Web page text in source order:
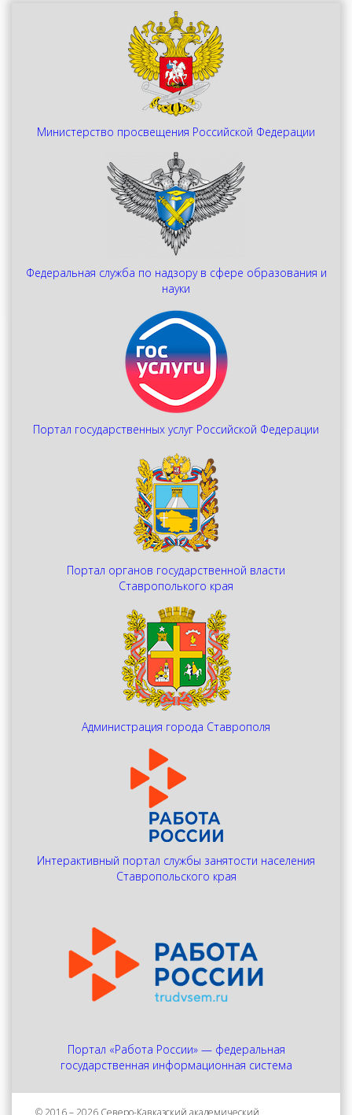
Министерство просвещения Российской Федерации
Федеральная служба по надзору в сфере образования и
науки
Портал государственных услуг Российской Федерации
Портал органов государственной власти
Ставрополького края
Администрация города Ставрополя
Интерактивный портал службы занятости населения
Ставропольского края
Портал «Работа России» — федеральная
государственная информационная система
© 2016 – 2026 Северо-Кавказский академический